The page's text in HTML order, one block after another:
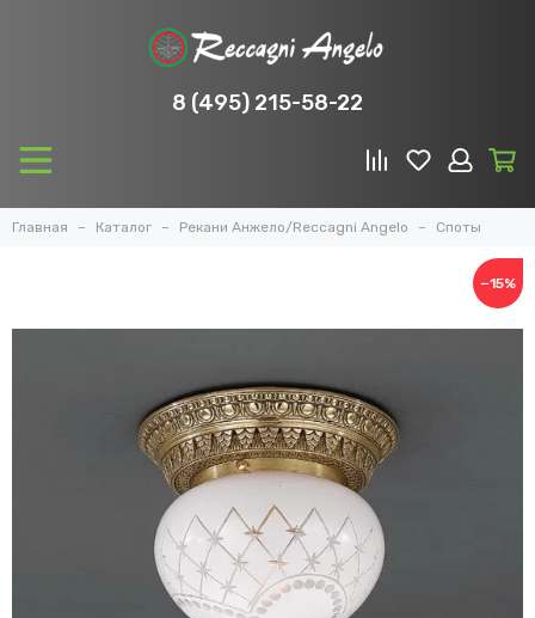
8 (495) 215-58-22
Главная Каталог Рекани Анжело/Reccagni Angelo Споты
−15%